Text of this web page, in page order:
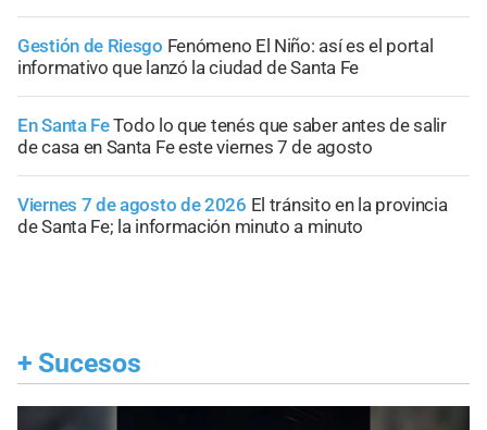
Gestión de Riesgo Fenómeno El Niño: así es el portal
informativo que lanzó la ciudad de Santa Fe
En Santa FeTodo lo que tenés que saber antes de salir
de casa en Santa Fe este viernes 7 de agosto
Viernes 7 de agosto de 2026 El tránsito en la provincia
de Santa Fe; la información minuto a minuto
+ Sucesos